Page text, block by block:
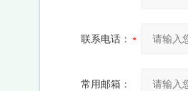
联系电话：
常用邮箱：